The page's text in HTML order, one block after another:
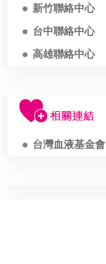
新竹聯絡中心
台中聯絡中心
高雄聯絡中心
台灣血液基金會